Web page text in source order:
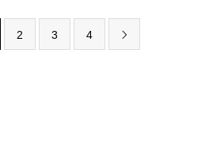
2 3 4 